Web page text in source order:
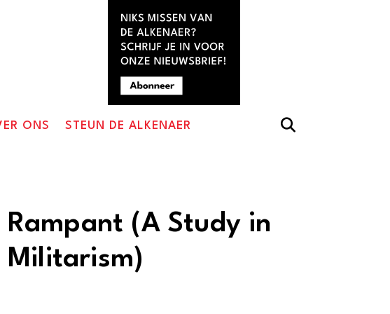
ONS STEUN DE ALKENAER
(A Study in
Militarism)